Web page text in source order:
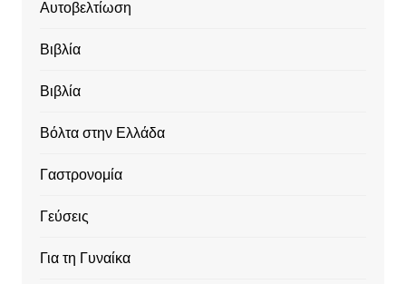
Αυτοβελτίωση
Βιβλία
Βιβλία
Βόλτα στην Ελλάδα
Γαστρονομία
Γεύσεις
Για τη Γυναίκα